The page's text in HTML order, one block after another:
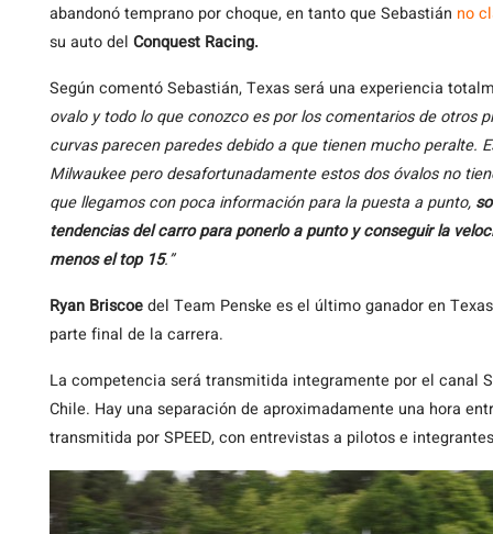
abandonó temprano por choque, en tanto que Sebastián no
su auto del Conquest Racing.
Según comentó Sebastián, Texas será una experiencia
ovalo y todo lo que conozco es por los comentarios de otros
curvas parecen paredes debido a que tienen mucho peralte.
Milwaukee pero desafortunadamente estos dos óvalos no
que llegamos con poca información para la puesta a punto,
tendencias del carro para ponerlo a punto y conseguir la
menos el top 15.”
Ryan Briscoedel Team Penske es el último ganador en
parte final de la carrera.
La competencia será transmitida integramente por el canal
Chile. Hay una separación de aproximadamente una hora
transmitida por SPEED, con entrevistas a pilotos e